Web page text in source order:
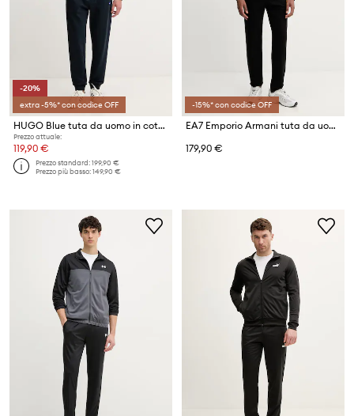
-20%
extra -5%* con codice OFF
HUGO Blue tuta da uomo in cotone NalonsoNap
Prezzo attuale:
119,90 €
Prezzo standard:199,90 €
Prezzo più basso:149,90 €
-15%* con codice OFF
EA7 Emporio Armani tuta da uomo in cotone
179,90 €